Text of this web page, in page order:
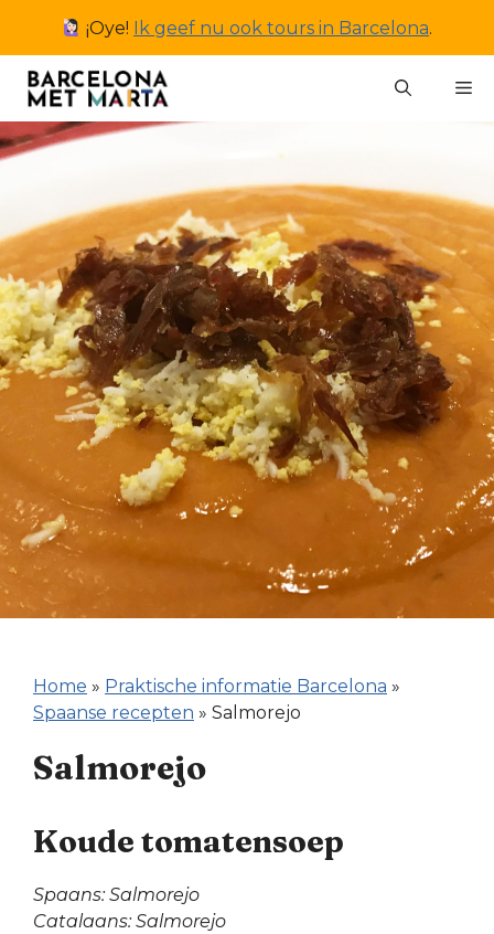
inhoud
¡Oye! Ik geef nu ook tours in Barcelona.
Home » Praktische informatie Barcelona »
Spaanse recepten » Salmorejo
Salmorejo
Koude tomatensoep
Spaans: Salmorejo
Catalaans: Salmorejo